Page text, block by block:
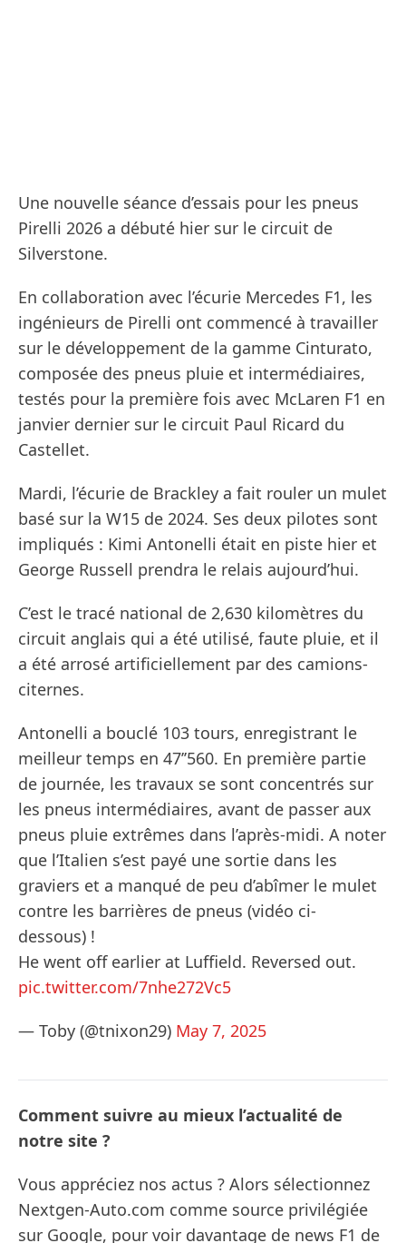
Une nouvelle séance d’essais pour les pneus
Pirelli 2026 a débuté hier sur le circuit de
Silverstone.
En collaboration avec l’écurie Mercedes F1, les
ingénieurs de Pirelli ont commencé à travailler
sur le développement de la gamme Cinturato,
composée des pneus pluie et intermédiaires,
testés pour la première fois avec McLaren F1 en
janvier dernier sur le circuit Paul Ricard du
Castellet.
Mardi, l’écurie de Brackley a fait rouler un mulet
basé sur la W15 de 2024. Ses deux pilotes sont
impliqués : Kimi Antonelli était en piste hier et
George Russell prendra le relais aujourd’hui.
C’est le tracé national de 2,630 kilomètres du
circuit anglais qui a été utilisé, faute pluie, et il
a été arrosé artificiellement par des camions-
citernes.
Antonelli a bouclé 103 tours, enregistrant le
meilleur temps en 47’’560. En première partie
de journée, les travaux se sont concentrés sur
les pneus intermédiaires, avant de passer aux
pneus pluie extrêmes dans l’après-midi. A noter
que l’Italien s’est payé une sortie dans les
graviers et a manqué de peu d’abîmer le mulet
contre les barrières de pneus (vidéo ci-
dessous) !
He went off earlier at Luffield. Reversed out.
pic.twitter.com/7nhe272Vc5
— Toby (@tnixon29) May 7, 2025
Comment suivre au mieux l’actualité de
notre site ?
Vous appréciez nos actus ? Alors sélectionnez
Nextgen-Auto.com comme source privilégiée
sur Google, pour voir davantage de news F1 de